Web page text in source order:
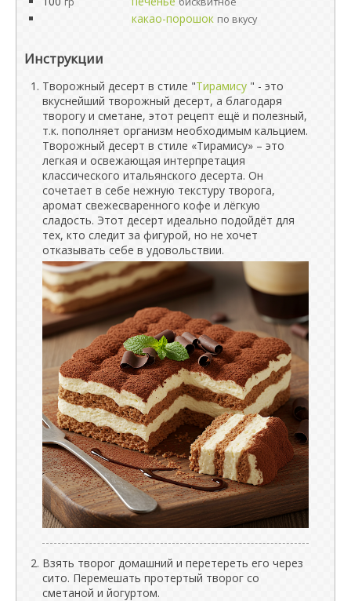
какао-порошок по вкусу
Инструкции
Творожный десерт в стиле "Тирамису " - это
вкуснейший творожный десерт, а благодаря
творогу и сметане, этот рецепт ещё и полезный,
т.к. пополняет организм необходимым кальцием.
Творожный десерт в стиле «Тирамису» – это
легкая и освежающая интерпретация
классического итальянского десерта. Он
сочетает в себе нежную текстуру творога,
аромат свежесваренного кофе и лёгкую
сладость. Этот десерт идеально подойдёт для
тех, кто следит за фигурой, но не хочет
отказывать себе в удовольствии.
Взять творог домашний и перетереть его через
сито. Перемешать протертый творог со
сметаной и йогуртом.